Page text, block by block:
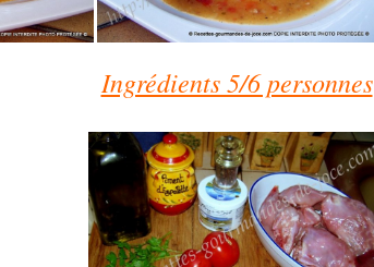
Ingrédients 5/6 personnes